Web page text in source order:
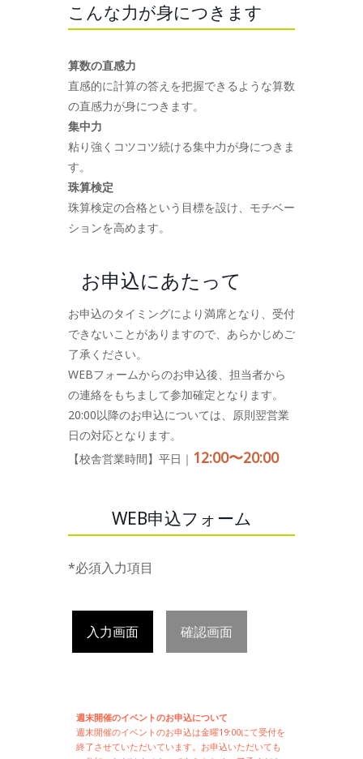
こんな力が身につきます
算数の直感力
直感的に計算の答えを把握できるような算数
の直感力が身につきます。
集中力
粘り強くコツコツ続ける集中力が身につきま
す。
珠算検定
珠算検定の合格という目標を設け、モチベー
ションを高めます。
お申込にあたって
お申込のタイミングにより満席となり、受付
できないことがありますので、あらかじめご
了承ください。
WEBフォームからのお申込後、担当者から
の連絡をもちまして参加確定となります。
20:00以降のお申込については、原則翌営業
日の対応となります。
【校舎営業時間】平日｜ 12:00〜20:00
WEB申込フォーム
*必須入力項目
入力画面 確認画面
週末開催のイベントのお申込について
週末開催のイベントのお申込は金曜19:00にて受付を
終了させていただいています。お申込いただいても